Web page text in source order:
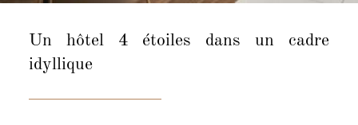
Un hôtel 4 étoiles dans un cadre
idyllique